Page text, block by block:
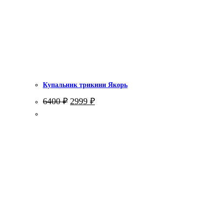
Купальник трикини Якорь
6400₽ Первоначальная
2999 ₽Текущая